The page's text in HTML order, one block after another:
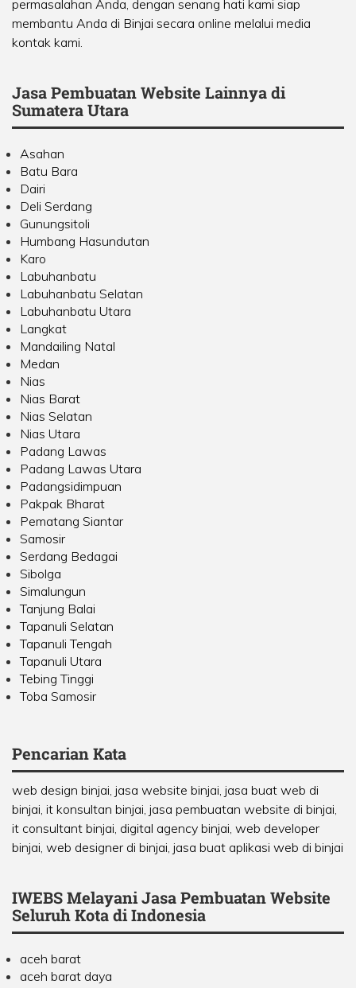
permasalahan Anda, dengan senang hati kami siap
membantu Anda di Binjai secara online melalui media
kontak kami.
Jasa Pembuatan Website Lainnya di
Sumatera Utara
Asahan
Batu Bara
Dairi
Deli Serdang
Gunungsitoli
Humbang Hasundutan
Karo
Labuhanbatu
Labuhanbatu Selatan
Labuhanbatu Utara
Langkat
Mandailing Natal
Medan
Nias
Nias Barat
Nias Selatan
Nias Utara
Padang Lawas
Padang Lawas Utara
Padangsidimpuan
Pakpak Bharat
Pematang Siantar
Samosir
Serdang Bedagai
Sibolga
Simalungun
Tanjung Balai
Tapanuli Selatan
Tapanuli Tengah
Tapanuli Utara
Tebing Tinggi
Toba Samosir
Pencarian Kata
web design binjai, jasa website binjai, jasa buat web di
binjai, it konsultan binjai, jasa pembuatan website di binjai,
it consultant binjai, digital agency binjai, web developer
binjai, web designer di binjai, jasa buat aplikasi web di binjai
IWEBS Melayani Jasa Pembuatan Website
Seluruh Kota di Indonesia
aceh barat
aceh barat daya